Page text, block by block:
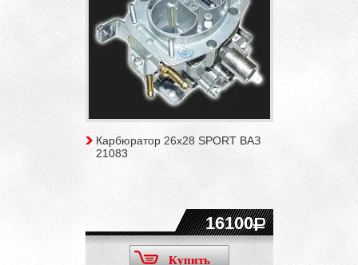
Карбюратор 26х28 SPORT ВАЗ
21083
16100
Купить